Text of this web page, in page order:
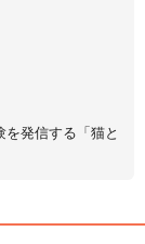
発信する「猫と